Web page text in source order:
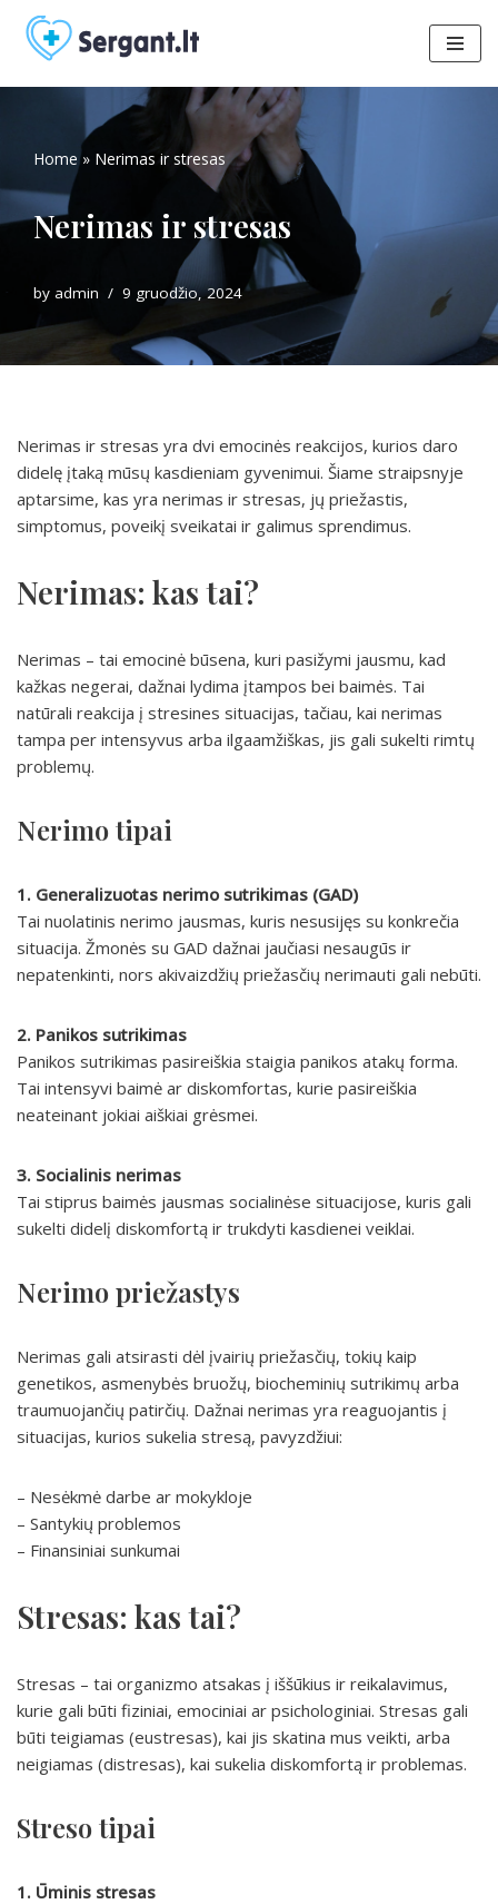
Skip
to
Home» Nerimas ir stresas
Nerimas ir stresas
by admin 9 gruodžio, 2024
Nerimas ir stresas yra dvi emocinės reakcijos, kurios daro
didelę įtaką mūsų kasdieniam gyvenimui. Šiame straipsnyje
aptarsime, kas yra nerimas ir stresas, jų priežastis,
simptomus, poveikį sveikatai ir galimus sprendimus.
Nerimas: kas tai?
Nerimas – tai emocinė būsena, kuri pasižymi jausmu, kad
kažkas negerai, dažnai lydima įtampos bei baimės. Tai
natūrali reakcija į stresines situacijas, tačiau, kai nerimas
tampa per intensyvus arba ilgaamžiškas, jis gali sukelti rimtų
problemų.
Nerimo tipai
1. Generalizuotas nerimo sutrikimas (GAD)
Tai nuolatinis nerimo jausmas, kuris nesusijęs su konkrečia
situacija. Žmonės su GAD dažnai jaučiasi nesaugūs ir
nepatenkinti, nors akivaizdžių priežasčių nerimauti gali nebūti.
2. Panikos sutrikimas
Panikos sutrikimas pasireiškia staigia panikos atakų forma.
Tai intensyvi baimė ar diskomfortas, kurie pasireiškia
neateinant jokiai aiškiai grėsmei.
3. Socialinis nerimas
Tai stiprus baimės jausmas socialinėse situacijose, kuris gali
sukelti didelį diskomfortą ir trukdyti kasdienei veiklai.
Nerimo priežastys
Nerimas gali atsirasti dėl įvairių priežasčių, tokių kaip
genetikos, asmenybės bruožų, biocheminių sutrikimų arba
traumuojančių patirčių. Dažnai nerimas yra reaguojantis į
situacijas, kurios sukelia stresą, pavyzdžiui:
– Nesėkmė darbe ar mokykloje
– Santykių problemos
– Finansiniai sunkumai
Stresas: kas tai?
Stresas – tai organizmo atsakas į iššūkius ir reikalavimus,
kurie gali būti fiziniai, emociniai ar psichologiniai. Stresas gali
būti teigiamas (eustresas), kai jis skatina mus veikti, arba
neigiamas (distresas), kai sukelia diskomfortą ir problemas.
Streso tipai
1. Ūminis stresas